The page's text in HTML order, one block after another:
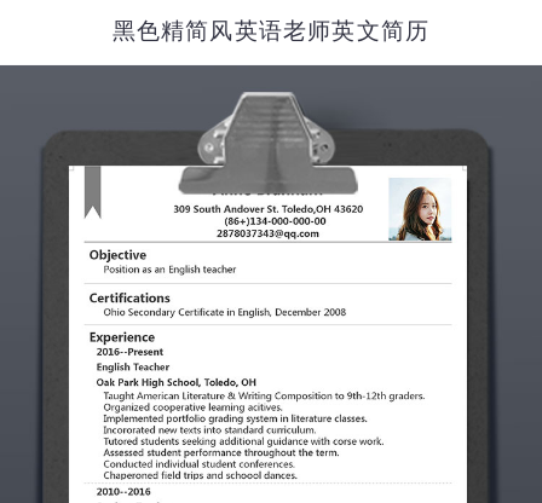
黑色精简风英语老师英文简历